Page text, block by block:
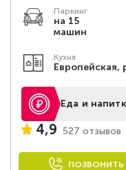
Паркинг
на 15
машин
Кухня
Европейская,
Еда и
4,9 527 отзывов
ПОЗВОНИТЬ